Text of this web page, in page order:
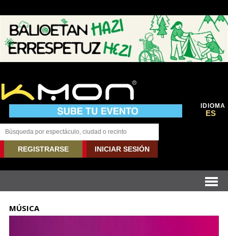
IDIOMA
ES
REGISTRARSE INICIAR SESIÓN
MÚSICA